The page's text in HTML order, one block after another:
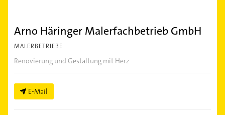
Arno Häringer Malerfachbetrieb GmbH
MALERBETRIEBE
Renovierung und Gestaltung mit Herz
E-Mail